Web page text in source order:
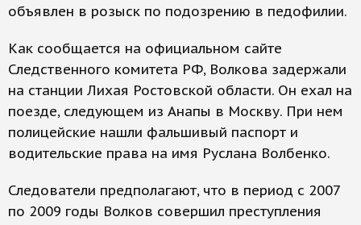
объявлен в розыск по подозрению в педофилии.
Как сообщается на официальном сайте
Следственного комитета РФ, Волкова задержали
на станции Лихая Ростовской области. Он ехал на
поезде, следующем из Анапы в Москву. При нем
полицейские нашли фальшивый паспорт и
водительские права на имя Руслана Волбенко.
Следователи предполагают, что в период с 2007
по 2009 годы Волков совершил преступления